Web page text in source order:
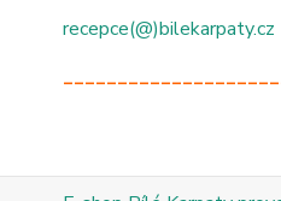
recepce(@)bilekarpaty.cz